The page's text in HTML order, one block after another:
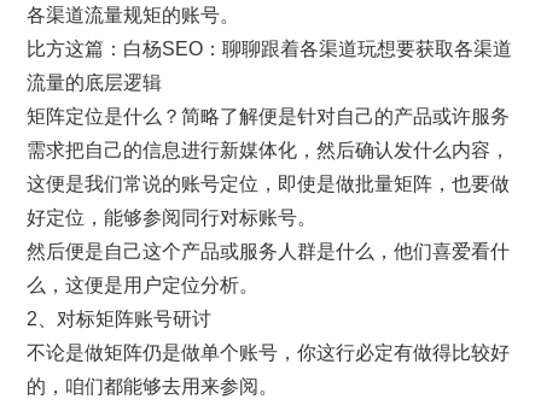
各渠道流量规矩的账号。
比方这篇：白杨SEO：聊聊跟着各渠道玩想要获取各渠道
流量的底层逻辑
矩阵定位是什么？简略了解便是针对自己的产品或许服务
需求把自己的信息进行新媒体化，然后确认发什么内容，
这便是我们常说的账号定位，即使是做批量矩阵，也要做
好定位，能够参阅同行对标账号。
然后便是自己这个产品或服务人群是什么，他们喜爱看什
么，这便是用户定位分析。
2、对标矩阵账号研讨
不论是做矩阵仍是做单个账号，你这行必定有做得比较好
的，咱们都能够去用来参阅。